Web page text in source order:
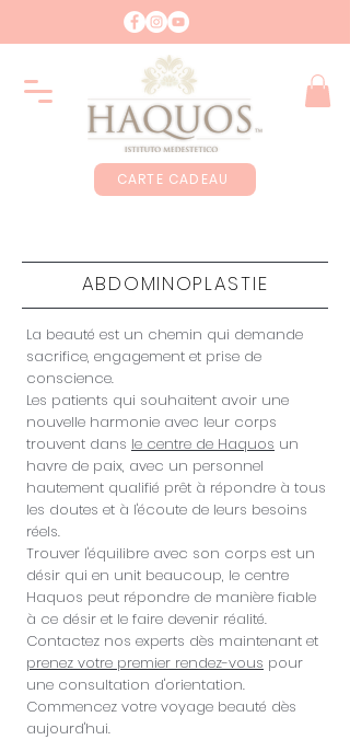
CARTE CADEAU
ABDOMINOPLASTIE
La beauté est un chemin qui demande
sacrifice, engagement et prise de
conscience.
Les patients qui souhaitent avoir une
nouvelle harmonie avec leur corps
trouvent dans le centre de Haquos un
havre de paix, avec un personnel
hautement qualifié prêt à répondre à tous
les doutes et à l'écoute de leurs besoins
réels.
Trouver l'équilibre avec son corps est un
désir qui en unit beaucoup, le centre
Haquos peut répondre de manière fiable
à ce désir et le faire devenir réalité.
Contactez nos experts dès maintenant et
prenez votre premier rendez-vous pour
une consultation d'orientation.
Commencez votre voyage beauté dès
aujourd'hui.